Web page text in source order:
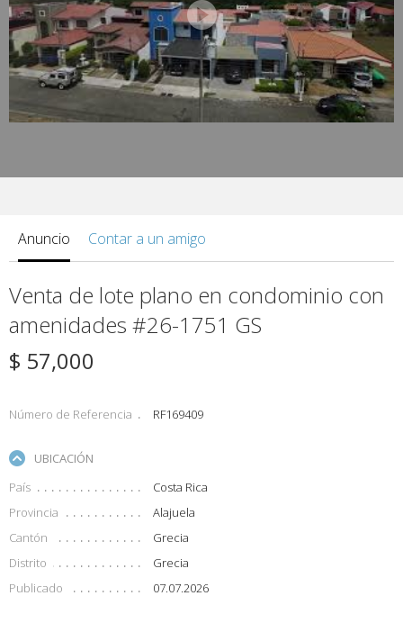
Anuncio Contar a un amigo
Venta de lote plano en condominio con
amenidades #26-1751 GS
$ 57,000
Número de Referencia RF169409
UBICACIÓN
País
Costa Rica
Provincia
Alajuela
Cantón
Grecia
Distrito
Grecia
Publicado
07.07.2026